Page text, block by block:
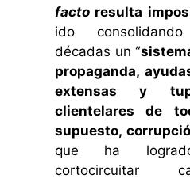
factoresulta
ido
décadas un “
propaganda,
extensas y
clientelares de
supuesto,
que ha
cortocircuitar